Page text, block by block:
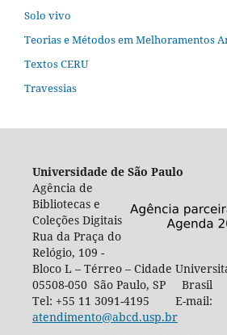
Solo vivo
Teorias e Métodos em Melhoramentos
Textos CERU
Travessias
Universidade de São Paulo
Agência de
Bibliotecas e
Coleções Digitais
Rua da Praça do
Relógio, 109 -
Bloco L – Térreo – Cidade
05508-050 São Paulo, SP Brasil
Tel: +55 11 3091-4195 E-mail:
atendimento@abcd.usp.br